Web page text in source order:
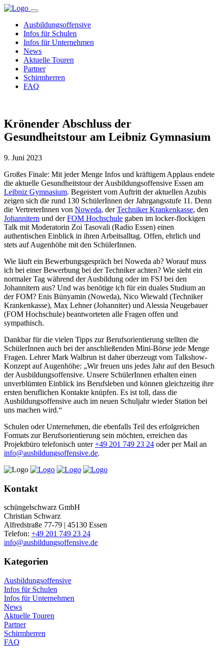
Ausbildungsoffensive
Infos für Schulen
Infos für Unternehmen
News
Aktuelle Touren
Partner
Schirmherren
FAQ
Krönender Abschluss der
Gesundheitstour am Leibniz Gymnasium
9. Juni 2023
Großes Finale: Mit jeder Menge Infos und kräftigem Applaus endete
die aktuelle Gesundheitstour der Ausbildungsoffensive Essen am
Leibniz Gymnasium. Begeistert vom Auftritt der aktuellen Azubis
zeigen sich die rund 130 SchülerInnen der Jahrgangsstufe 11. Denn
die VertreterInnen von Noweda, derTechniker Krankenkasse, den
Johannitern und derFOM Hochschule gaben im locker-flockigen
Talk mit Moderatorin Zoi Tasovali (Radio Essen) einen
authentischen Einblick in ihren Arbeitsalltag. Offen, ehrlich und
stets auf Augenhöhe mit den SchülerInnen.
Wie läuft ein Bewerbungsgespräch bei Noweda ab? Worauf muss
ich bei einer Bewerbung bei der Techniker achten? Wie sieht ein
normaler Tag während der Ausbildung oder im FSJ bei den
Johannitern aus? Und was benötige ich für ein duales Studium an
der FOM? Enis Bünyamin (Noweda), Nico Wiewald (Techniker
Krankenkasse), Max Lehner (Johanniter) und Alessia Neugebauer
(FOM Hochschule) beantworteten alle Fragen offen und
sympathisch.
Dankbar für die vielen Tipps zur Berufsorientierung stellten die
SchülerInnen auch bei der anschließenden Mini-Börse jede Menge
Fragen. Lehrer Mark Walbrun ist daher überzeugt vom Talkshow-
Konzept auf Augenhöhe: „Wir freuen uns jedes Jahr auf den Besuch
der Ausbildungsoffensive. Unsere SchülerInnen erhalten einen
unverblümten Einblick ins Berufsleben und können gleichzeitig ihre
ersten beruflichen Kontakte knüpfen. Es ist toll, dass die
Ausbildungsoffensive auch im neuen Schuljahr wieder Station bei
uns machen wird.“
Schulen oder Unternehmen, die ebenfalls Teil des erfolgreichen
Formats zur Berufsorientierung sein möchten, erreichen das
Projektbüro telefonisch unter+49 201 749 23 24 oder per Mail an
info@ausbildungsoffensive.de.
Kontakt
schüngelschwarz GmbH
Christian Schwarz
Alfredstraße 77-79 | 45130 Essen
Telefon: +49 201 749 23 24
info@ausbildungsoffensive.de
Kategorien
Ausbildungsoffensive
Infos für Schulen
Infos für Unternehmen
News
Aktuelle Touren
Partner
Schirmherren
FAQ